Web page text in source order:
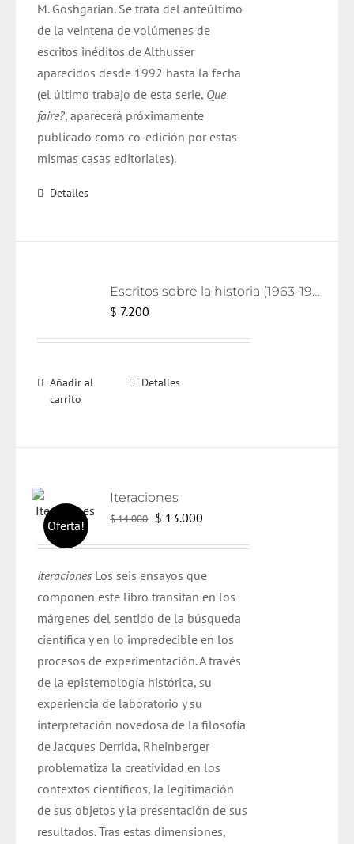
M. Goshgarian. Se trata del anteúltimo
de la veintena de volúmenes de
escritos inéditos deAlthusser
aparecidos desde 1992 hasta la fecha
(el último trabajo de esta serie, Que
faire?, aparecerá próximamente
publicado comoco-edición por estas
mismas casas editoriales).
Detalles
Escritos sobre la historia (1963-1986) [eBook]
$ 7.200
Añadir al
carrito
Detalles
Oferta!
Iteraciones
$14.000 El
era:
$ 14.000.
$ 13.000
es:
$ 13.000.
Iteraciones Los seis ensayos que
componen este libro transitan en los
márgenes del sentido de la búsqueda
científica y en lo impredecible en los
procesos de experimentación. A través
de la epistemología histórica, su
experiencia de laboratorio y su
interpretación novedosa de la filosofía
de Jacques Derrida, Rheinberger
problematiza la creatividad en los
contextos científicos, la legitimación
de sus objetos y la presentación de sus
resultados. Tras estas dimensiones,